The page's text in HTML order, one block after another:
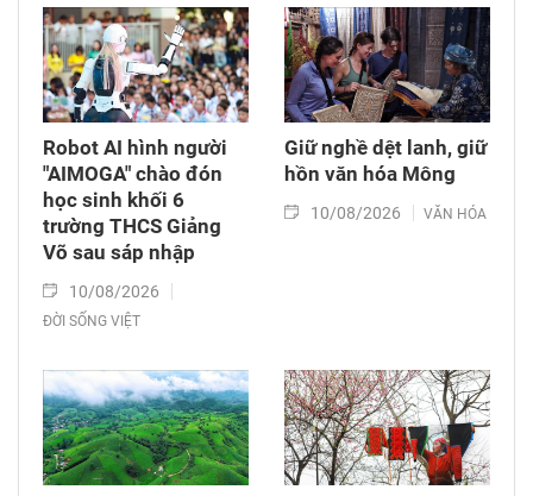
Robot AI hình người
"AIMOGA" chào đón
học sinh khối 6
trường THCS Giảng
Võ sau sáp nhập
10/08/2026
ĐỜI SỐNG VIỆT
Giữ nghề dệt lanh, giữ
hồn văn hóa Mông
10/08/2026 VĂN HÓA